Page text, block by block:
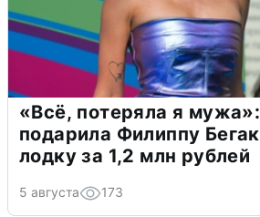
«Всё, потеряла я
подарила Филиппу
лодку за 1,2 млн рублей
5 августа 173